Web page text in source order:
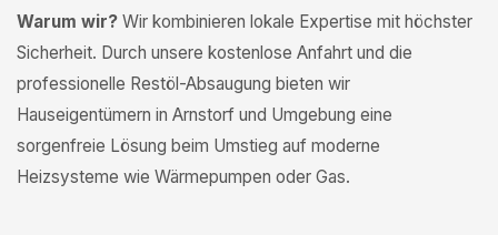
Warum wir? Wir kombinieren lokale Expertise mit höchster
Sicherheit. Durch unsere kostenlose Anfahrt und die
professionelle Restöl-Absaugung bieten wir
Hauseigentümern in Arnstorf und Umgebung eine
sorgenfreie Lösung beim Umstieg auf moderne
Heizsysteme wie Wärmepumpen oder Gas.